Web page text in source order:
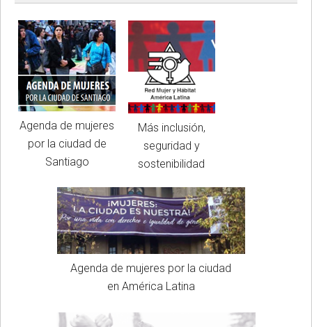
Agenda de mujeres
por la ciudad de
Santiago
Más inclusión,
seguridad y
sostenibilidad
Agenda de mujeres por la ciudad
en América Latina